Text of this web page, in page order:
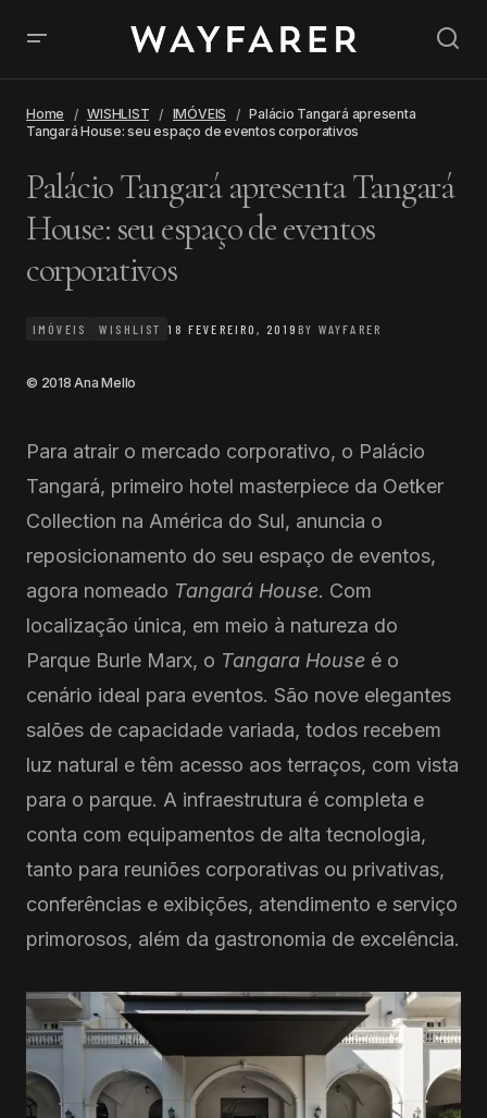
Home WISHLIST IMÓVEIS
Palácio Tangará apresenta
Tangará House: seu espaço de eventos corporativos
Palácio Tangará apresenta Tangará
House: seu espaço de eventos
corporativos
IMÓVEIS WISHLIST 18 FEVEREIRO, 2019BY WAYFARER
© 2018 Ana Mello
Para atrair o mercado corporativo, o Palácio
Tangará, primeiro hotel masterpiece da Oetker
Collection na América do Sul, anuncia o
reposicionamento do seu espaço de eventos,
agora nomeado Tangará House. Com
localização única, em meio à natureza do
Parque Burle Marx, o Tangara House é o
cenário ideal para eventos. São nove elegantes
salões de capacidade variada, todos recebem
luz natural e têm acesso aos terraços, com vista
para o parque. A infraestrutura é completa e
conta com equipamentos de alta tecnologia,
tanto para reuniões corporativas ou privativas,
conferências e exibições, atendimento e serviço
primorosos, além da gastronomia de excelência.